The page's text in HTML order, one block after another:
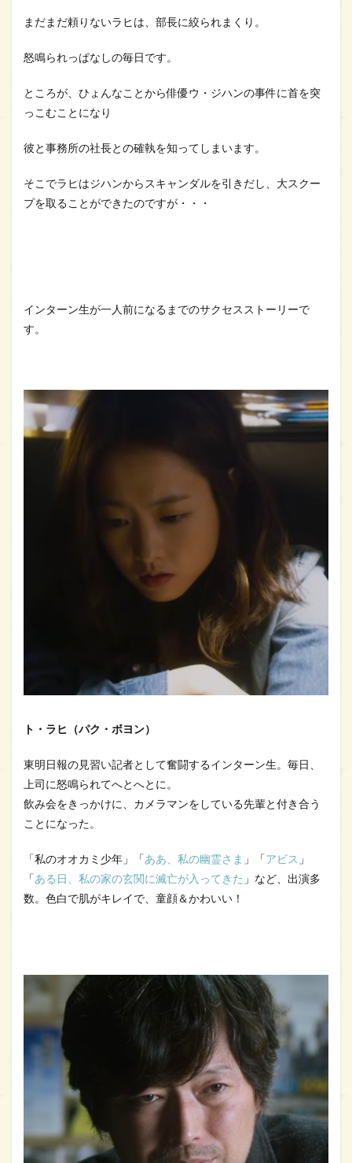
まだまだ頼りないラヒは、部長に絞られまくり。
怒鳴られっぱなしの毎日です。
ところが、ひょんなことから俳優ウ・ジハンの事件に首を突
っこむことになり
彼と事務所の社長との確執を知ってしまいます。
そこでラヒはジハンからスキャンダルを引きだし、大スクー
プを取ることができたのですが・・・
インターン生が一人前になるまでのサクセスストーリーで
す。
ト・ラヒ（パク・ボヨン）
東明日報の見習い記者として奮闘するインターン生。毎日、
上司に怒鳴られてへとへとに。
飲み会をきっかけに、カメラマンをしている先輩と付き合う
ことになった。
「私のオオカミ少年」「ああ、私の幽霊さま 」「アビス 」
「ある日、私の家の玄関に滅亡が入ってきた 」など、出演多
数。色白で肌がキレイで、童顔＆かわいい！